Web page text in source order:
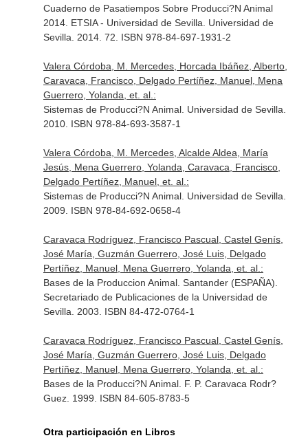
Cuaderno de Pasatiempos Sobre Producci?N Animal
2014. ETSIA - Universidad de Sevilla. Universidad de
Sevilla. 2014. 72. ISBN 978-84-697-1931-2
Valera Córdoba, M. Mercedes, Horcada Ibáñez, Alberto,
Caravaca, Francisco, Delgado Pertíñez, Manuel, Mena
Guerrero, Yolanda, et. al.:
Sistemas de Producci?N Animal. Universidad de Sevilla.
2010. ISBN 978-84-693-3587-1
Valera Córdoba, M. Mercedes, Alcalde Aldea, María
Jesús, Mena Guerrero, Yolanda, Caravaca, Francisco,
Delgado Pertíñez, Manuel, et. al.:
Sistemas de Producci?N Animal. Universidad de Sevilla.
2009. ISBN 978-84-692-0658-4
Caravaca Rodríguez, Francisco Pascual, Castel Genís,
José María, Guzmán Guerrero, José Luis, Delgado
Pertíñez, Manuel, Mena Guerrero, Yolanda, et. al.:
Bases de la Produccion Animal. Santander (ESPAÑA).
Secretariado de Publicaciones de la Universidad de
Sevilla. 2003. ISBN 84-472-0764-1
Caravaca Rodríguez, Francisco Pascual, Castel Genís,
José María, Guzmán Guerrero, José Luis, Delgado
Pertíñez, Manuel, Mena Guerrero, Yolanda, et. al.:
Bases de la Producci?N Animal. F. P. Caravaca Rodr?
Guez. 1999. ISBN 84-605-8783-5
Otra participación en Libros